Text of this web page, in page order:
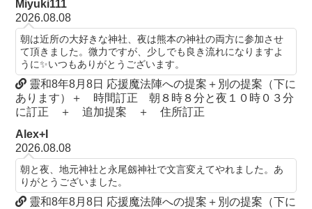
Miyuki111
2026.08.08
朝は近所の大好きな神社、夜は熊本の神社の両方に参加させ
て頂きました。微力ですが、少しでも良き流れになりますよ
うに✨いつもありがとうございます。
靈和8年8月8日 応援魔法陣への提案＋別の提案（下に
あります）＋ 時間訂正 朝８時８分と夜１０時０３分
に訂正 ＋ 追加提案 ＋ 住所訂正
Alex+I
2026.08.08
朝と夜、地元神社と永尾劔神社で文言変えてやれました。あ
りがとうございました。
靈和8年8月8日 応援魔法陣への提案＋別の提案（下に